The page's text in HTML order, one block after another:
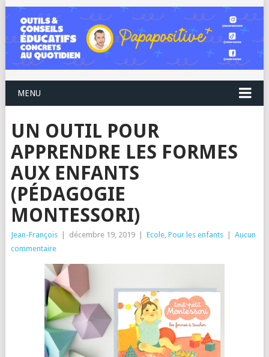
MENU
UN OUTIL POUR
APPRENDRE LES FORMES
AUX ENFANTS
(PÉDAGOGIE
MONTESSORI)
Jean-François décembre 19, 2019 Ecole, Pour les enfants
Aucun
commentaire